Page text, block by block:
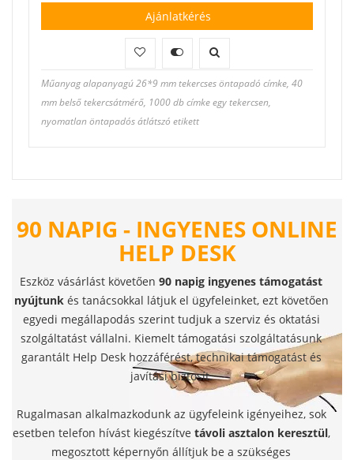
Ajánlatkérés
Műanyag alapanyagú 26*9 mm tekercses öntapadó címke, 40
mm belső tekercsátmérő, 1000 db címke egy tekercsen,
nyomatlan öntapadós átlátszó etikett
90 NAPIG - INGYENES ONLINE
HELP DESK
Eszköz vásárlást követően 90 napig ingyenes támogatást
nyújtunkés tanácsokkal látjuk el ügyfeleinket, ezt követően
egyedi megállapodás szerint tudjuk a szerviz és oktatási
szolgáltatást vállalni. Kiemelt támogatási szolgáltatásunk
garantált Help Desk hozzáférést, technikai támogatást és
javítási biztosít.
Rugalmasan alkalmazkodunk az ügyfeleink igényeihez, sok
esetben telefon hívást kiegészítve távoli asztalon keresztül,
megosztott képernyőn állítjuk be a szükséges